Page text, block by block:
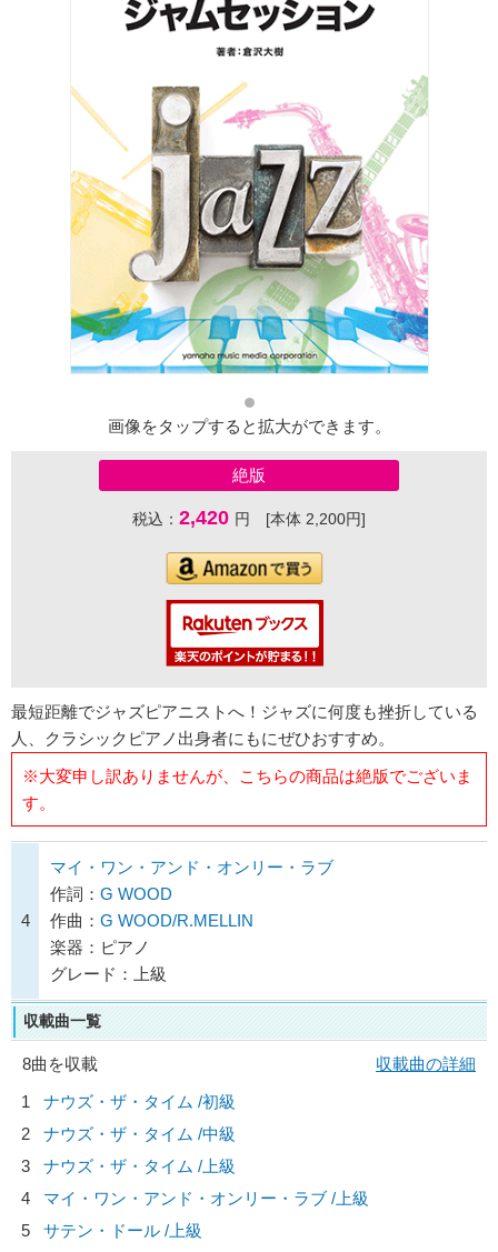
画像をタップすると拡大ができます。
絶版
税込： 2,420 円 [本体 2,200円]
最短距離でジャズピアニストへ！ジャズに何度も挫折している
人、クラシックピアノ出身者にもにぜひおすすめ。
※大変申し訳ありませんが、こちらの商品は絶版でございま
す。
4
マイ・ワン・アンド・オンリー・ラブ
作詞： G WOOD
作曲： G WOOD/R.MELLIN
楽器：ピアノ
グレード：上級
収載曲一覧
8曲を収載
収載曲の詳細
1
ナウズ・ザ・タイム /初級
2
ナウズ・ザ・タイム /中級
3
ナウズ・ザ・タイム /上級
4
マイ・ワン・アンド・オンリー・ラブ /上級
5
サテン・ドール /上級